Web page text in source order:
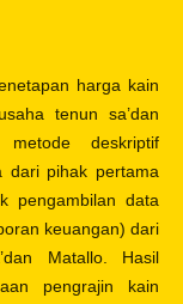
harga kain
tenun sa’dan
deskriptif
dari pihak pertama
pengambilan data
keuangan) dari
Matallo. Hasil
pengrajin kain